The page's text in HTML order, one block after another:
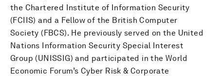
the Chartered Institute of Information Security
(FCIIS) and a Fellow of the British Computer
Society (FBCS). He previously served on the United
Nations Information Security Special Interest
Group (UNISSIG) and participated in the World
Economic Forum’s Cyber Risk & Corporate